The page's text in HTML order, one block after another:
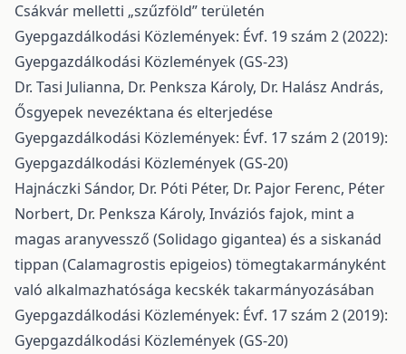
Csákvár melletti „szűzföld” területén
Gyepgazdálkodási Közlemények: Évf. 19 szám 2 (2022):
Gyepgazdálkodási Közlemények (GS-23)
Dr. Tasi Julianna, Dr. Penksza Károly, Dr. Halász András,
Ősgyepek nevezéktana és elterjedése
Gyepgazdálkodási Közlemények: Évf. 17 szám 2 (2019):
Gyepgazdálkodási Közlemények (GS-20)
Hajnáczki Sándor, Dr. Póti Péter, Dr. Pajor Ferenc, Péter
Norbert, Dr. Penksza Károly, Inváziós fajok, mint a
magas aranyvessző (Solidago gigantea) és a siskanád
tippan (Calamagrostis epigeios) tömegtakarmányként
való alkalmazhatósága kecskék takarmányozásában
Gyepgazdálkodási Közlemények: Évf. 17 szám 2 (2019):
Gyepgazdálkodási Közlemények (GS-20)